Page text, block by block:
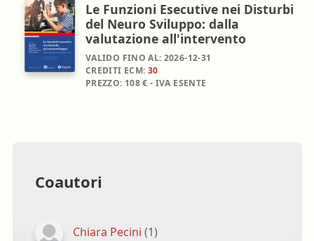
Le Funzioni Esecutive nei Disturbi
del Neuro Sviluppo: dalla
valutazione all'intervento
VALIDO FINO AL: 2026-12-31
CREDITI ECM: 30
PREZZO: 108 € - IVA ESENTE
Coautori
Chiara Pecini (1)